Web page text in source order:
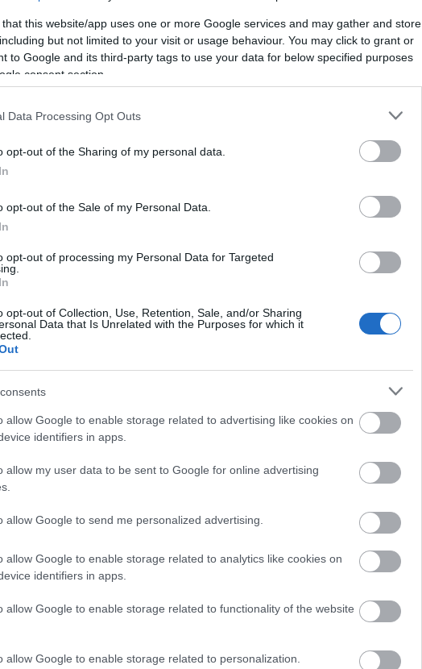
that this website/app uses one or more Google services and may gather and store
but not limited to your visit or usage behaviour. You may click to grant or
to Google and its third-party tags to use your data for below specified purposes
consent section.
Data Processing Opt Outs
opt-out of the Sharing of my personal data.
opt-out of the Sale of my Personal Data.
opt-out of processing my Personal Data for Targeted
opt-out of Collection, Use, Retention, Sale, and/or Sharing
Data that Is Unrelated with the Purposes for which it
allow Google to enable storage related to advertising like cookies on
identifiers in apps.
allow my user data to be sent to Google for online advertising
allow Google to send me personalized advertising.
allow Google to enable storage related to analytics like cookies on
identifiers in apps.
allow Google to enable storage related to functionality of the website
allow Google to enable storage related to personalization.
7 karácsonyi mém, ami
tökéketesen leírja mit érzünk
az ikonikus
Egy utolsó
a Gellért
Szerelem vírus idején -
Valentin-napi ötletek
A legjobb ünnepi
azonnal akarsz majd